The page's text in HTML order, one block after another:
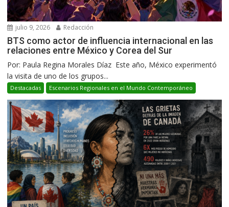
julio 9, 2026 Redacción
BTS como actor de influencia internacional en las
relaciones entre México y Corea del Sur
Por: Paula Regina Morales Díaz Este año, México experimentó
la visita de uno de los grupos...
Destacadas Escenarios Regionales en el Mundo Contemporáneo